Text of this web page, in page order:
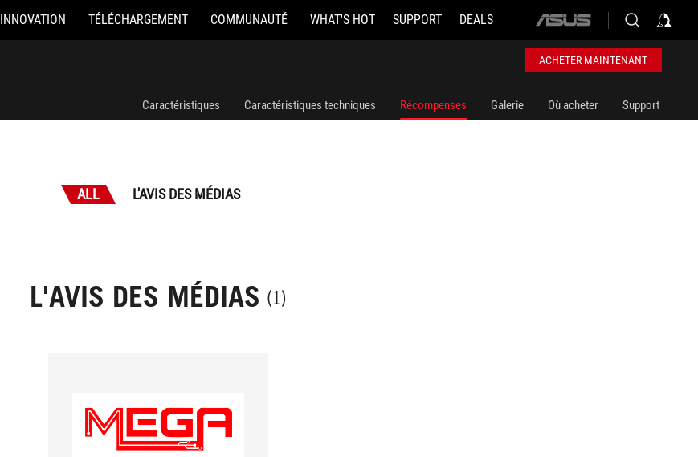
INNOVATION TÉLÉCHARGEMENT COMMUNAUTÉ WHAT'S HOT SUPPORT DEALS
ASUS
logo
ACHETER MAINTENANT
Caractéristiques Caractéristiques techniques Récompenses Galerie Où acheter Support
ALL L'AVIS DES MÉDIAS
L'AVIS DES MÉDIAS (1)